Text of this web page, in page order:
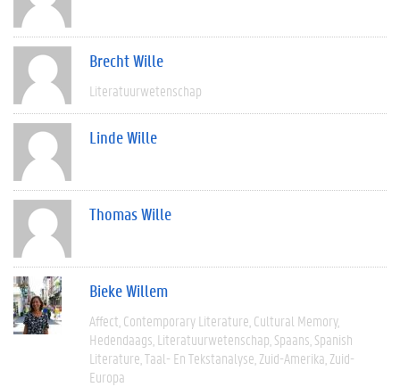
Brecht Wille
Literatuurwetenschap
Linde Wille
Thomas Wille
Bieke Willem
Affect Contemporary Literature Cultural Memory
Hedendaags Literatuurwetenschap Spaans Spanish
Literature Taal- En Tekstanalyse Zuid-Amerika Zuid-
Europa